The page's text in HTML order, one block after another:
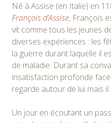
Né à Assise (en Italie) en
François d’Assise, François
vit comme tous les jeunes
diverses expériences : les
la guerre durant laquelle il
de maladie. Durant sa
insatisfaction profonde face
regarde autour de lui mais
Un jour en écoutant un